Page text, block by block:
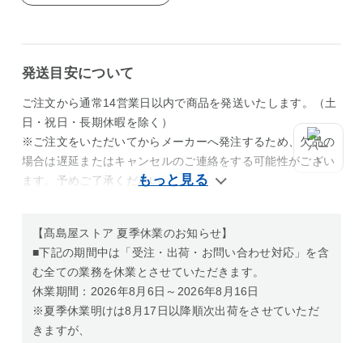
発送目安について
ご注文から通常14営業日以内で商品を発送いたします。（土
日・祝日・長期休暇を除く）
※ご注文をいただいてからメーカーへ発注するため、欠品の
場合は遅延またはキャンセルのご連絡をする可能性がござい
ます。予めご了承ください。
【髙島屋ストア 夏季休業のお知らせ】
■下記の期間中は「受注・出荷・お問い合わせ対応」を含
む全ての業務を休業とさせていただきます。
休業期間：2026年8月6日～2026年8月16日
※夏季休業明けは8月17日以降順次出荷をさせていただ
きますが、